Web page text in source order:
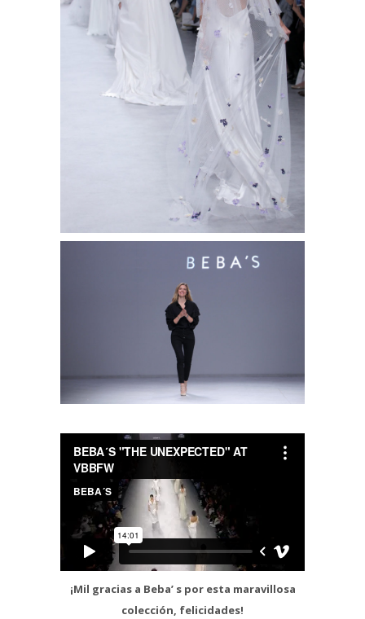
¡Mil gracias a Beba’ s por esta maravillosa
colección, felicidades!